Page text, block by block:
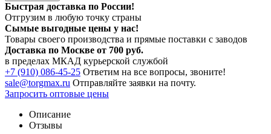
Быстрая доставка по России!
Отгрузим в любую точку страны
Сымые выгодные цены у нас!
Товары своего производства и прямые поставки с заводов
Доставка по Москве от 700 руб.
в пределах МКАД курьерской службой
+7 (910) 086-45-25 Ответим на все вопросы, звоните!
sale@torgmax.ru Отправляйте заявки на почту.
Запросить оптовые цены
Описание
Отзывы